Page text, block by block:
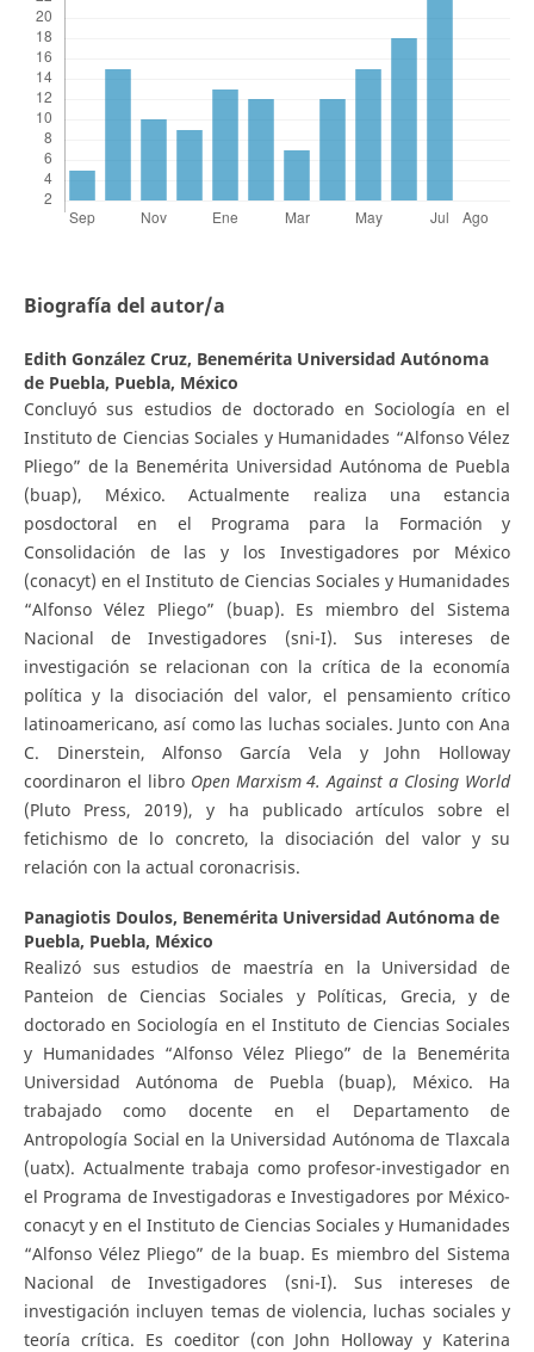
Biografía del autor/a
Edith González Cruz, Benemérita Universidad Autónoma
de Puebla, Puebla, México
Concluyó sus estudios de doctorado en Sociología en el
Instituto de Ciencias Sociales y Humanidades “Alfonso Vélez
Pliego” de la Benemérita Universidad Autónoma de Puebla
(buap), México. Actualmente realiza una estancia
posdoctoral en el Programa para la Formación y
Consolidación de las y los Investigadores por México
(conacyt) en el Instituto de Ciencias Sociales y Humanidades
“Alfonso Vélez Pliego” (buap). Es miembro del Sistema
Nacional de Investigadores (sni-I). Sus intereses de
investigación se relacionan con la crítica de la economía
política y la disociación del valor, el pensamiento crítico
latinoamericano, así como las luchas sociales. Junto con Ana
C. Dinerstein, Alfonso García Vela y John Holloway
coordinaron el libro Open Marxism 4. Against a Closing World
(Pluto Press, 2019), y ha publicado artículos sobre el
fetichismo de lo concreto, la disociación del valor y su
relación con la actual coronacrisis.
Panagiotis Doulos, Benemérita Universidad Autónoma de
Puebla, Puebla, México
Realizó sus estudios de maestría en la Universidad de
Panteion de Ciencias Sociales y Políticas, Grecia, y de
doctorado en Sociología en el Instituto de Ciencias Sociales
y Humanidades “Alfonso Vélez Pliego” de la Benemérita
Universidad Autónoma de Puebla (buap), México. Ha
trabajado como docente en el Departamento de
Antropología Social en la Universidad Autónoma de Tlaxcala
(uatx). Actualmente trabaja como profesor-investigador en
el Programa de Investigadoras e Investigadores por México-
conacyt y en el Instituto de Ciencias Sociales y Humanidades
“Alfonso Vélez Pliego” de la buap. Es miembro del Sistema
Nacional de Investigadores (sni-I). Sus intereses de
investigación incluyen temas de violencia, luchas sociales y
teoría crítica. Es coeditor (con John Holloway y Katerina